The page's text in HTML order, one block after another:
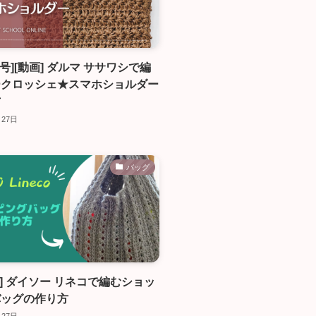
][動画] ダルマ ササワシで編
ロッシェ★スマホショルダー
日
バッグ
ダイソー リネコで編むショッ
グの作り方